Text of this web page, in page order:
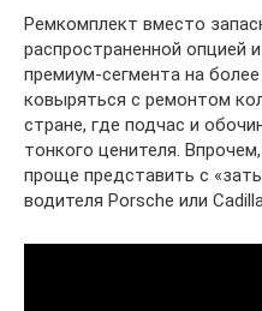
Ремкомплект вместо
распространенной опцией
премиум-сегмента на
ковыряться с ремонтом
стране, где подчас и
тонкого ценителя.
проще представить с
водителя Porsche или